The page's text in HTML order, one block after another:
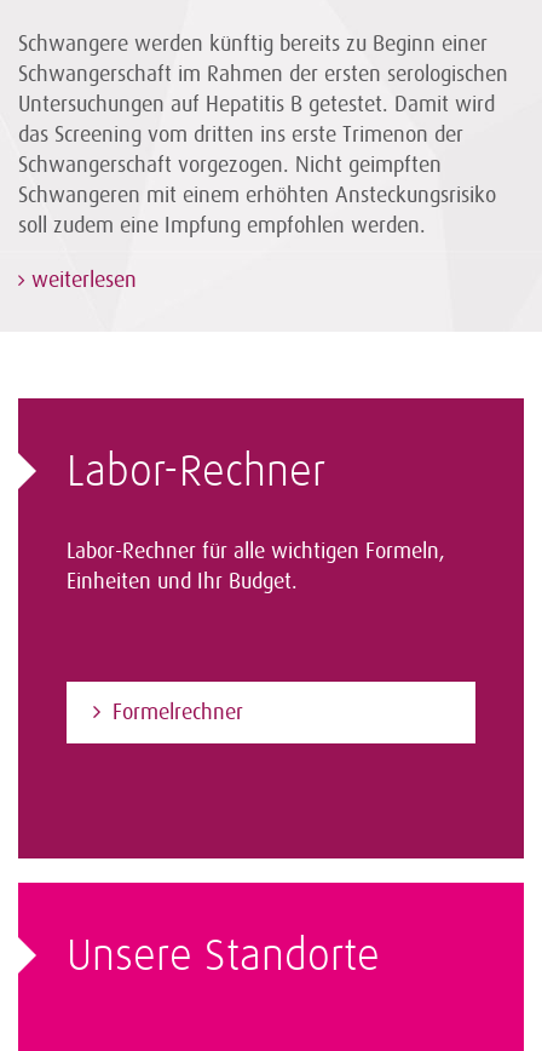
Schwangere werden künftig bereits zu Beginn einer
Schwangerschaft im Rahmen der ersten serologischen
Untersuchungen auf Hepatitis B getestet. Damit wird
das Screening vom dritten ins erste Trimenon der
Schwangerschaft vorgezogen. Nicht geimpften
Schwangeren mit einem erhöhten Ansteckungsrisiko
soll zudem eine Impfung empfohlen werden.
weiterlesen
Labor-Rechner
Labor-Rechner für alle wichtigen Formeln,
Einheiten und Ihr Budget.
Formelrechner
Unsere Standorte